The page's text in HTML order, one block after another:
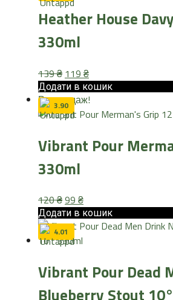
Heather House
330ml
139₴ Оригінальна
ціна:
139 ₴.
119 ₴Поточна
ціна:
119 ₴.
Додати в кошик
Розпродаж!
3.90
Vibrant Pour
330ml
120₴Оригінальна
ціна:
120 ₴.
99 ₴Поточна
ціна:
99 ₴.
Додати в кошик
4.01
Vibrant Pour Dead
Blueberry Stout